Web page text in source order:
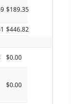
$189.35
$446.82
$0.00
$0.00